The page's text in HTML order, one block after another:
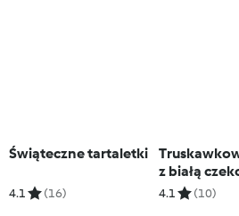
Świąteczne tartaletki
4.1 (16)
z białą
pistacjami
4.1 (10)